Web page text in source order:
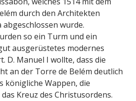
durch den Architekten
abgeschlossen wurde.
so ein Turm und ein
ausgerüstetes modernes
D. Manuel I wollte, dass die
an der Torre de Belém deutlich
königliche Wappen, die
Kreuz des Christusordens.